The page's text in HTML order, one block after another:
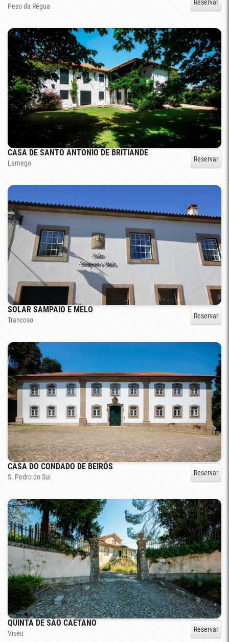
Peso da Régua Reservar
CASA DE SANTO ANTONIO DE BRITIANDE
Lamego Reservar
SOLAR SAMPAIO E MELO
Trancoso Reservar
CASA DO CONDADO DE BEIRÓS
S. Pedro do Sul Reservar
QUINTA DE SÃO CAETANO
Viseu Reservar